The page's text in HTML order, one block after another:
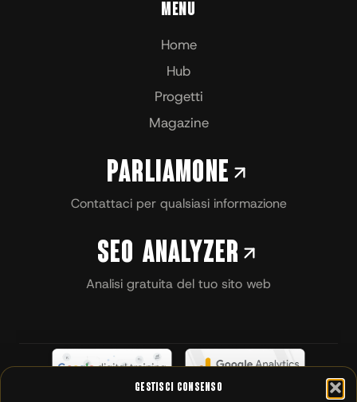
Gestisci Consenso
Menu
Home
Hub
Progetti
Magazine
Parliamone
Contattaci per qualsiasi informazione
SEO Analyzer
Analisi gratuita del tuo sito web